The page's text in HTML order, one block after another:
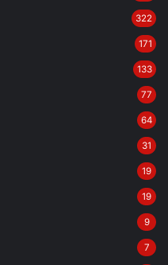
322
171
133
77
64
31
19
19
9
7